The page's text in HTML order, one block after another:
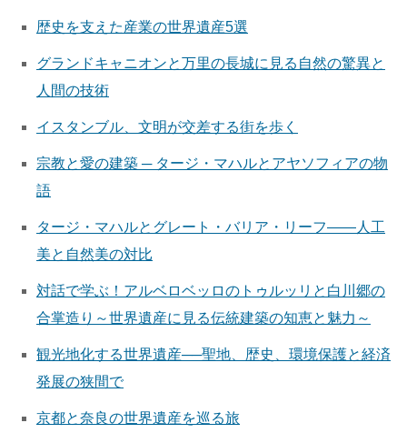
歴史を支えた産業の世界遺産5選
グランドキャニオンと万里の長城に見る自然の驚異と
人間の技術
イスタンブル、文明が交差する街を歩く
宗教と愛の建築 ─ タージ・マハルとアヤソフィアの物
語
タージ・マハルとグレート・バリア・リーフ——人工
美と自然美の対比
対話で学ぶ！アルベロベッロのトゥルッリと白川郷の
合掌造り～世界遺産に見る伝統建築の知恵と魅力～
観光地化する世界遺産──聖地、歴史、環境保護と経済
発展の狭間で
京都と奈良の世界遺産を巡る旅